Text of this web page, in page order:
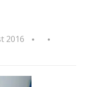
2016